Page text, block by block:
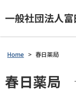
一般社団法人
Home > 春日薬局
春日薬局